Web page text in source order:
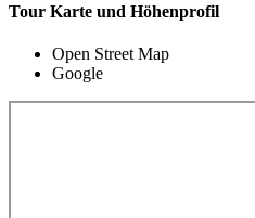
Tour Karte und Höhenprofil
Open Street Map
Google